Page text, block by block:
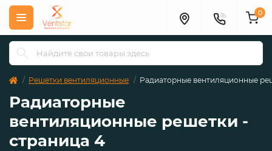
0
Решетки вентиляционные Радиаторные вентиляционные
Радиаторные
вентиляционные решетки -
страница 4